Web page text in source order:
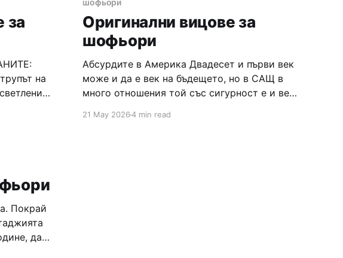
за
шофьори
Оригинални вицове за
шофьори
Абсурдите в Америка Двадесет и първи век
може и да е век на бъдещето, но в САЩ в
много отношения той със сигурност е и век
мъжете да бият жените си или задължаващи
21 May 20264 min read
Покрай